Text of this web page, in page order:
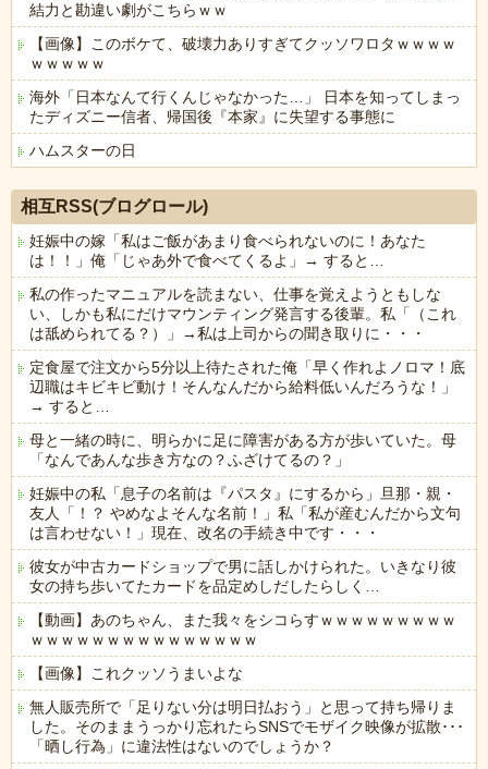
結力と勘違い劇がこちらｗｗ
【画像】このボケて、破壊力ありすぎてクッソワロタｗｗｗｗ
ｗｗｗｗｗ
海外「日本なんて行くんじゃなかった…」 日本を知ってしまっ
たディズニー信者、帰国後『本家』に失望する事態に
ハムスターの日
相互RSS(ブログロール)
妊娠中の嫁「私はご飯があまり食べられないのに！あなた
は！！」俺「じゃあ外で食べてくるよ」→ すると…
私の作ったマニュアルを読まない、仕事を覚えようともしな
い、しかも私にだけマウンティング発言する後輩。私「（これ
は舐められてる？）」→私は上司からの聞き取りに・・・
定食屋で注文から5分以上待たされた俺「早く作れよノロマ！底
辺職はキビキビ動け！そんなんだから給料低いんだろうな！」
→ すると…
母と一緒の時に、明らかに足に障害がある方が歩いていた。母
「なんであんな歩き方なの？ふざけてるの？」
妊娠中の私「息子の名前は『パスタ』にするから」旦那・親・
友人「！？ やめなよそんな名前！」私「私が産むんだから文句
は言わせない！」現在、改名の手続き中です・・・
彼女が中古カードショップで男に話しかけられた。いきなり彼
女の持ち歩いてたカードを品定めしだしたらしく…
【動画】あのちゃん、また我々をシコらすｗｗｗｗｗｗｗｗｗ
ｗｗｗｗｗｗｗｗｗｗｗｗｗｗｗ
【画像】これクッソうまいよな
無人販売所で「足りない分は明日払おう」と思って持ち帰りま
した。そのままうっかり忘れたらSNSでモザイク映像が拡散･･･
「晒し行為」に違法性はないのでしょうか？